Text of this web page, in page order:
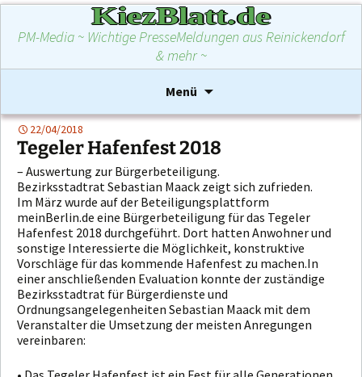
KiezBlatt.de
PM-Media ~ Wichtige PresseMeldungen aus Reinickendorf
& mehr ~
Menü
springen
22/04/2018
Tegeler Hafenfest 2018
– Auswertung zur Bürgerbeteiligung.
Bezirksstadtrat Sebastian Maack zeigt sich zufrieden.
Im März wurde auf der Beteiligungsplattform
meinBerlin.de eine Bürgerbeteiligung für das Tegeler
Hafenfest 2018 durchgeführt. Dort hatten Anwohner und
sonstige Interessierte die Möglichkeit, konstruktive
Vorschläge für das kommende Hafenfest zu machen.In
einer anschließenden Evaluation konnte der zuständige
Bezirksstadtrat für Bürgerdienste und
Ordnungsangelegenheiten Sebastian Maack mit dem
Veranstalter die Umsetzung der meisten Anregungen
vereinbaren: